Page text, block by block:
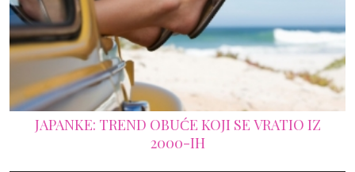
JAPANKE: TREND OBUĆE KOJI SE VRATIO IZ
2000-IH